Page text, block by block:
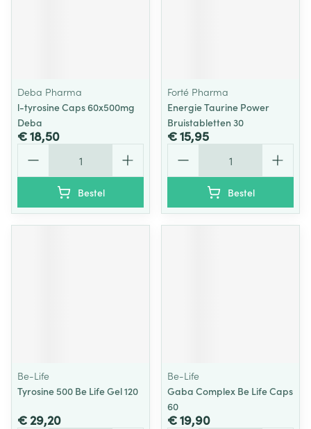
Deba Pharma
l-tyrosine Caps 60x500mg
Deba
€ 18,50
Bestel
Forté Pharma
Energie Taurine Power
Bruistabletten 30
€ 15,95
Bestel
Be-Life
Tyrosine 500 Be Life Gel 120
€ 29,20
Be-Life
Gaba Complex Be Life Caps
60
€ 19,90